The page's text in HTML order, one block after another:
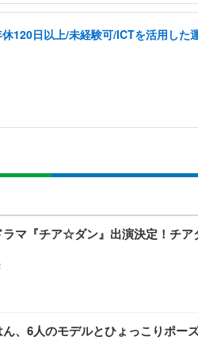
120日以上/未経験可/ICTを活用し
マ『チア☆ダン』出演決定！チ
ん、6人のモデルとひょっこりポ